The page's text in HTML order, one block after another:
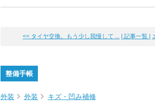
<< タイヤ交換。もう少し我慢して ... | 記事一覧 |
整備手帳
外装 外装 キズ・凹み補修